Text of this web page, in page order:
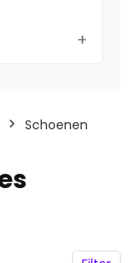
Schoenen